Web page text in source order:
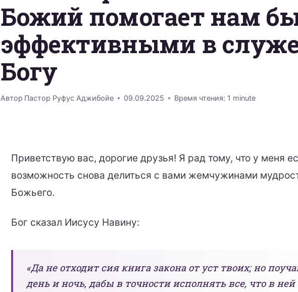
Божий помогает нам
эффективными в
Богу
Автор Пастор Руфус Аджибойе 09.09.2025 Время чтения: 1 minute
Приветствую вас, дорогие друзья! Я рад тому, что у меня
возможность снова делиться с вами жемчужинами
Божьего.
Бог сказал Иисусу Навину:
«Да не отходит сия книга закона от уст твоих; но
день и ночь, дабы в точности исполнять все, что в ней